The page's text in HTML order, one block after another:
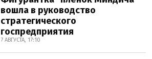
вошла в руководство
стратегического
госпредприятия
7 АВГУСТА, 17:10